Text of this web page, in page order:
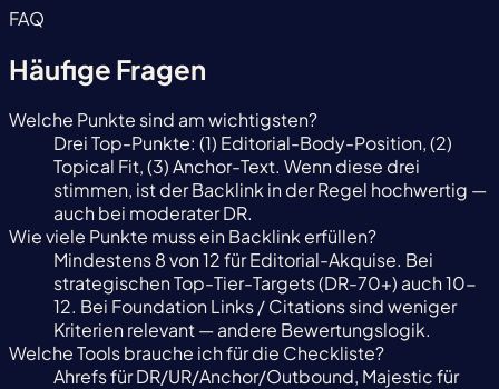
FAQ
Häufige Fragen
Welche Punkte sind am wichtigsten?
Drei Top-Punkte: (1) Editorial-Body-Position, (2)
Topical Fit, (3) Anchor-Text. Wenn diese drei
stimmen, ist der Backlink in der Regel hochwertig —
auch bei moderater DR.
Wie viele Punkte muss ein Backlink erfüllen?
Mindestens 8 von 12 für Editorial-Akquise. Bei
strategischen Top-Tier-Targets (DR-70+) auch 10-
12. Bei Foundation Links / Citations sind weniger
Kriterien relevant — andere Bewertungslogik.
Welche Tools brauche ich für die Checkliste?
Ahrefs für DR/UR/Anchor/Outbound, Majestic für